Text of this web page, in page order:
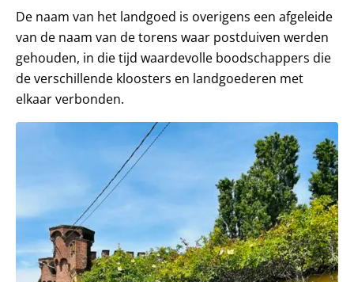
De naam van het landgoed is overigens een afgeleide
van de naam van de torens waar postduiven werden
gehouden, in die tijd waardevolle boodschappers die
de verschillende kloosters en landgoederen met
elkaar verbonden.